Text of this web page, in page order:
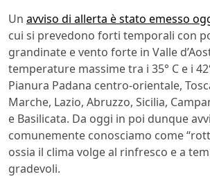
Un avviso di allerta è stato emesso
cui si prevedono forti temporali con
grandinate e vento forte in Valle
temperature massime tra i 35° C e i
Pianura Padana centro-orientale,
Marche, Lazio, Abruzzo, Sicilia,
e Basilicata. Da oggi in poi dunque
comunemente conosciamo come
ossia il clima volge al rinfresco e a
gradevoli.